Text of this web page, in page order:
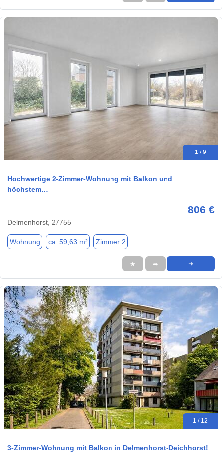
1 / 9
Hochwertige 2-Zimmer-Wohnung mit Balkon und
höchstem…
806 €
Delmenhorst, 27755
Wohnung ca. 59,63 m² Zimmer 2
★ ➦ ➜
1 / 12
3-Zimmer-Wohnung mit Balkon in Delmenhorst-Deichhorst!